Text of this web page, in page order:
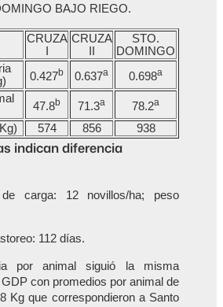
BAJO RIEGO.
CRUZA CRUZA
STO.
DOMINGO
0.427b 0.637a 0.698a
47.8b 71.3a 78.2a
574 856 938
indican diferencia
de carga: 12 novillos/ha; peso
112 días.
por animal siguió la misma
con promedios por animal de
Kg que correspondieron a Santo